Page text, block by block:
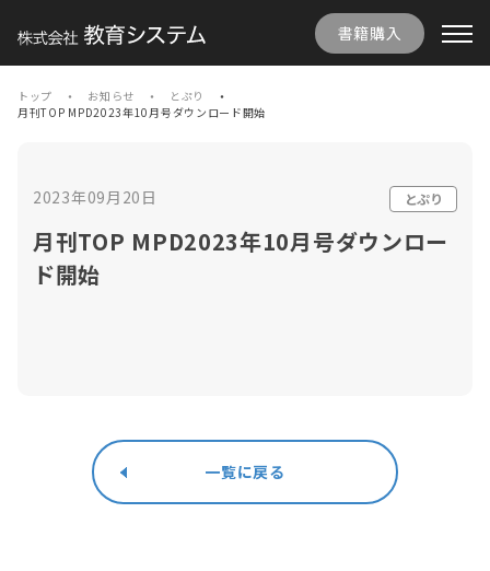
書籍購入
トップ お知らせ
とぷり
月刊TOP MPD2023年10月号ダウンロード開始
とぷり
2023年09月20日
月刊TOP MPD2023年10月号ダウンロー
ド開始
一覧に戻る